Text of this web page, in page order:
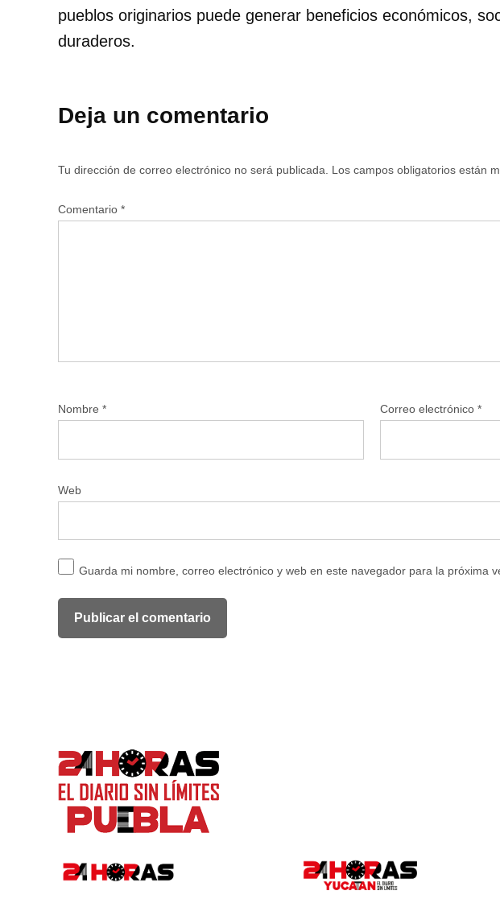
pueblos originarios puede generar beneficios económicos,
duraderos.
Deja un comentario
Tu dirección de correo electrónico no será publicada. Los campos obligatorios están
Comentario *
Nombre * Correo electrónico *
Web
Guarda mi nombre, correo electrónico y web en este navegador para la próxima